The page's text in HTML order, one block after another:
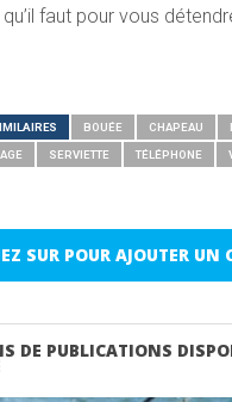
faut pour vous
BOUÉE CHAPEAU
SERVIETTE TÉLÉPHONE
SUR POUR AJOUTER UN
DE PUBLICATIONS